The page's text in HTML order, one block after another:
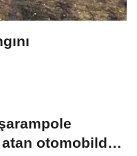
otomobilde